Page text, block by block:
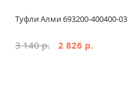
Туфли Алми 693200-400400-03
3 140 р. 2 826 р.